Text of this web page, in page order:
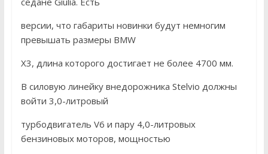
версии, что габариты новинки будут немногим
превышать размеры BMW
X3, длина которого достигает не более 4700 мм.
В силовую линейку внедорожника Stelvio должны
войти 3,0-литровый
турбодвигатель V6 и пару 4,0-литровых
бензиновых моторов, мощностью